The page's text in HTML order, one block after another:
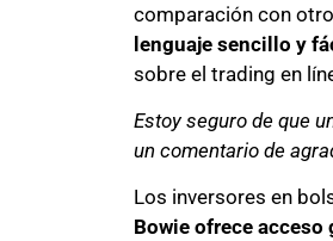
comparación con
lenguaje sencillo y
sobre el trading en
Estoy seguro de que
un comentario de
Los inversores en
Bowie ofrece